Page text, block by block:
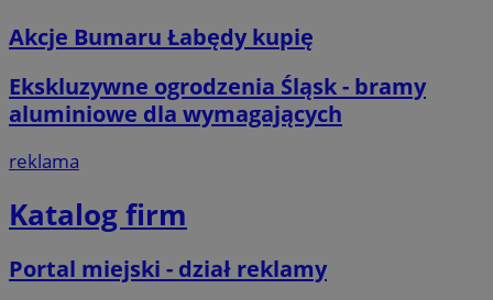
Akcje Bumaru Łabędy kupię
Ekskluzywne ogrodzenia Śląsk - bramy
aluminiowe dla wymagających
reklama
Katalog firm
Portal miejski - dział reklamy